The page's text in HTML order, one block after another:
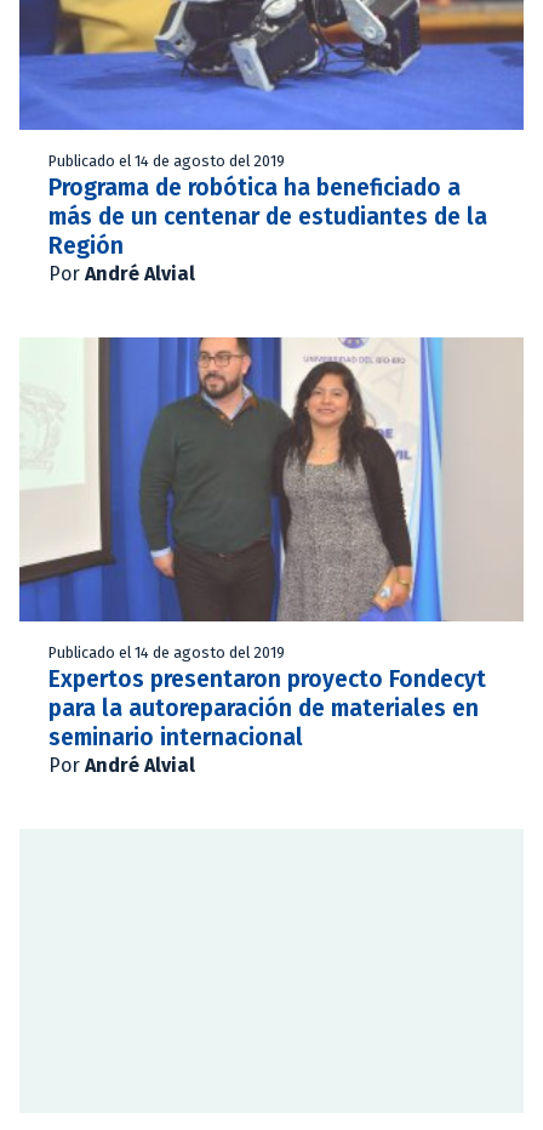
Publicado el 14 de agosto del 2019
Programa de robótica ha beneficiado a
más de un centenar de estudiantes de la
Región
Por André Alvial
Publicado el 14 de agosto del 2019
Expertos presentaron proyecto Fondecyt
para la autoreparación de materiales en
seminario internacional
Por André Alvial